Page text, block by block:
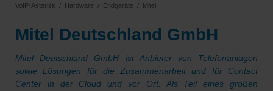
VoIP-Asterisk Hardware Endgeräte Mitel
Mitel Deutschland GmbH
Mitel Deutschland GmbH ist Anbieter von Telefonanlagen
sowie Lösungen für die Zusammenarbeit und für Contact
Center in der Cloud und vor Ort. Als Teil eines großen